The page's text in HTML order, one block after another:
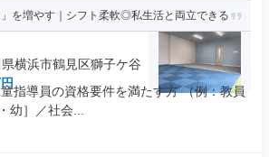
を増やす｜シフト柔軟◎私生活と両立できる
横浜市鶴見区獅子ケ谷
指導員の資格要件を満たす方 （例：教員
幼］／社会...